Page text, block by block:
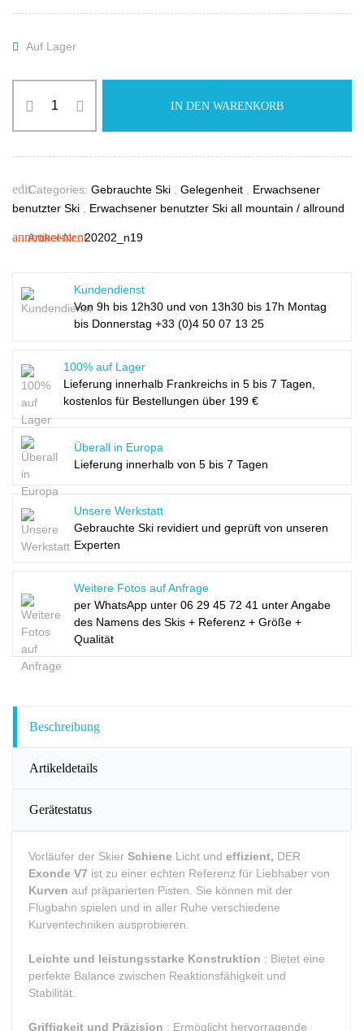
 Auf Lager
IN DEN WARENKORB
editCategories: Gebrauchte Ski Gelegenheit
Erwachsener
benutzter Ski
Erwachsener benutzter Ski all mountain / allround
announcement
Artikel-Nr.: 20202_n19
Kundendienst
Von 9h bis 12h30 und von 13h30 bis 17h Montag
bis Donnerstag +33 (0)4 50 07 13 25
100% auf Lager
Lieferung innerhalb Frankreichs in 5 bis 7 Tagen,
kostenlos für Bestellungen über 199 €
Überall in Europa
Lieferung innerhalb von 5 bis 7 Tagen
Unsere Werkstatt
Gebrauchte Ski revidiert und geprüft von unseren
Experten
Weitere Fotos auf Anfrage
per WhatsApp unter 06 29 45 72 41 unter Angabe
des Namens des Skis + Referenz + Größe +
Qualität
Beschreibung
Artikeldetails
Gerätestatus
Vorläufer der Skier Schiene Licht und effizient, DER
Exonde V7 ist zu einer echten Referenz für Liebhaber von
Kurven auf präparierten Pisten. Sie können mit der
Flugbahn spielen und in aller Ruhe verschiedene
Kurventechniken ausprobieren.
Leichte und leistungsstarke Konstruktion : Bietet eine
perfekte Balance zwischen Reaktionsfähigkeit und
Stabilität.
Griffigkeit und Präzision : Ermöglicht hervorragende